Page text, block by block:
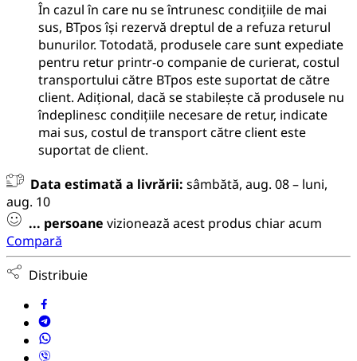
În cazul în care nu se întrunesc condițiile de mai
sus, BTpos își rezervă dreptul de a refuza returul
bunurilor. Totodată, produsele care sunt expediate
pentru retur printr-o companie de curierat, costul
transportului către BTpos este suportat de către
client. Adițional, dacă se stabilește că produsele nu
îndeplinesc condițiile necesare de retur, indicate
mai sus, costul de transport către client este
suportat de client.
Data estimată a livrării: sâmbătă, aug. 08 – luni,
aug. 10
... persoane vizionează acest produs chiar acum
Compară
Distribuie